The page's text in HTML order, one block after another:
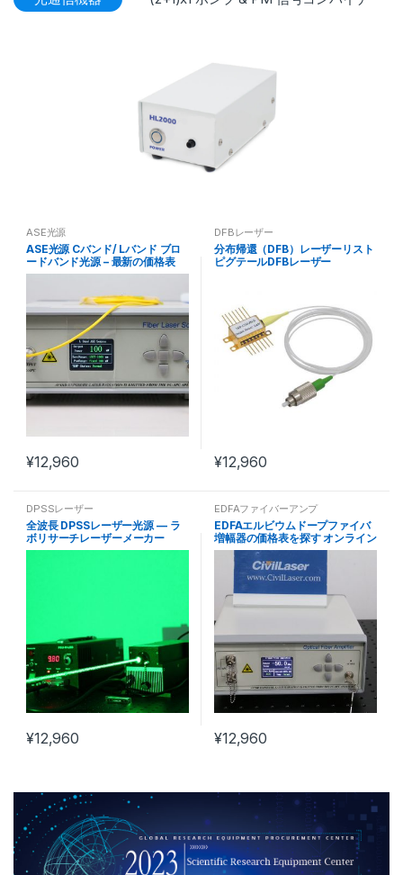
ASE光源
ASE光源 Cバンド/ Lバンド ブロ
ードバンド光源 – 最新の価格表
¥12,960
DFBレーザー
分布帰還（DFB）レーザーリスト
ピグテールDFBレーザー
¥12,960
DPSSレーザー
全波長 DPSSレーザー光源 — ラ
ボリサーチレーザーメーカー
¥12,960
EDFAファイバーアンプ
EDFAエルビウムドープファイバ
増幅器の価格表を探す オンライン
注文
¥12,960